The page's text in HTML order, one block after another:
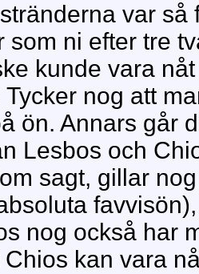
var
som ni efter tre
kunde vara
Tycker nog att
ön. Annars går
Lesbos och
sagt, gillar
nog också har
kan vara